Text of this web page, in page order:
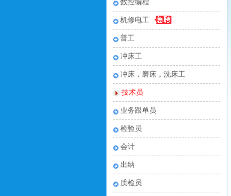
数控编程
机修电工
普工
冲床工
冲床，磨床，洗床工
技术员
业务跟单员
检验员
会计
出纳
质检员